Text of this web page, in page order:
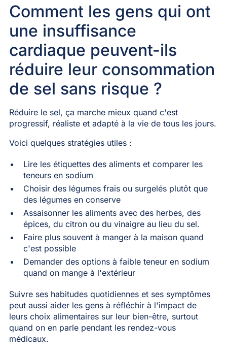
Comment les gens qui ont
une insuffisance
cardiaque peuvent-ils
réduire leur consommation
de sel sans risque ?
Réduire le sel, ça marche mieux quand c'est
progressif, réaliste et adapté à la vie de tous les jours.
Voici quelques stratégies utiles :
Lire les étiquettes des aliments et comparer les
teneurs en sodium
Choisir des légumes frais ou surgelés plutôt que
des légumes en conserve
Assaisonner les aliments avec des herbes, des
épices, du citron ou du vinaigre au lieu du sel.
Faire plus souvent à manger à la maison quand
c'est possible
Demander des options à faible teneur en sodium
quand on mange à l'extérieur
Suivre ses habitudes quotidiennes et ses symptômes
peut aussi aider les gens à réfléchir à l'impact de
leurs choix alimentaires sur leur bien-être, surtout
quand on en parle pendant les rendez-vous
médicaux.